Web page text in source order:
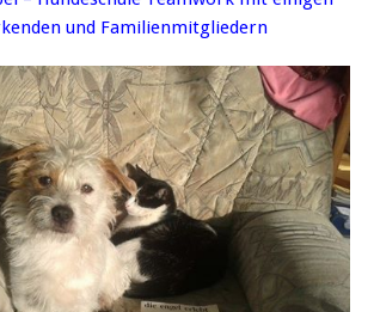
und Familienmitgliedern